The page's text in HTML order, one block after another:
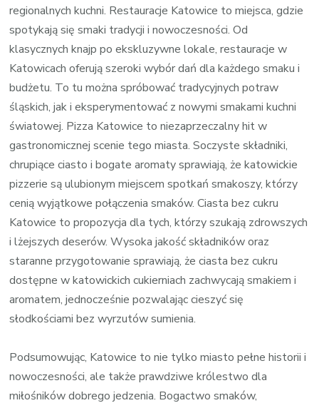
regionalnych kuchni. Restauracje Katowice to miejsca, gdzie
spotykają się smaki tradycji i nowoczesności. Od
klasycznych knajp po ekskluzywne lokale, restauracje w
Katowicach oferują szeroki wybór dań dla każdego smaku i
budżetu. To tu można spróbować tradycyjnych potraw
śląskich, jak i eksperymentować z nowymi smakami kuchni
światowej. Pizza Katowice to niezaprzeczalny hit w
gastronomicznej scenie tego miasta. Soczyste składniki,
chrupiące ciasto i bogate aromaty sprawiają, że katowickie
pizzerie są ulubionym miejscem spotkań smakoszy, którzy
cenią wyjątkowe połączenia smaków. Ciasta bez cukru
Katowice to propozycja dla tych, którzy szukają zdrowszych
i lżejszych deserów. Wysoka jakość składników oraz
staranne przygotowanie sprawiają, że ciasta bez cukru
dostępne w katowickich cukierniach zachwycają smakiem i
aromatem, jednocześnie pozwalając cieszyć się
słodkościami bez wyrzutów sumienia.
Podsumowując, Katowice to nie tylko miasto pełne historii i
nowoczesności, ale także prawdziwe królestwo dla
miłośników dobrego jedzenia. Bogactwo smaków,